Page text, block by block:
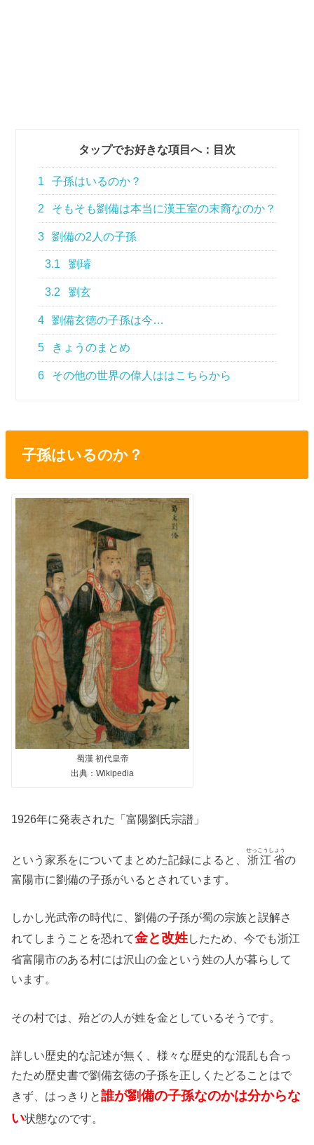
タップでお好きな項目へ：目次
1 子孫はいるのか？
2 そもそも劉備は本当に漢王室の末裔なのか？
3 劉備の2人の子孫
3.1 劉璿
3.2 劉玄
4 劉備玄徳の子孫は今…
5 きょうのまとめ
6 その他の世界の偉人ははこちらから
子孫はいるのか？
蜀漢 初代皇帝
出典：Wikipedia
1926年に発表された「富陽劉氏宗譜」
という家系をについてまとめた記録によると、 浙江省
せっこうしょう
の
富陽市に劉備の子孫がいるとされています。
しかし光武帝の時代に、劉備の子孫が蜀の宗族と誤解さ
れてしまうことを恐れて金と改姓したため、今でも浙江
省富陽市のある村には沢山の金という姓の人が暮らして
います。
その村では、殆どの人が姓を金としているそうです。
詳しい歴史的な記述が無く、様々な歴史的な混乱も合っ
たため歴史書で劉備玄徳の子孫を正しくたどることはで
きず、はっきりと誰が劉備の子孫なのかは分からな
い状態なのです。